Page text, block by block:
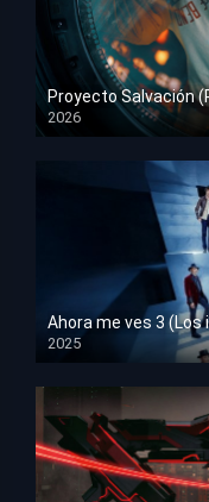
Proyecto Salvación
2026
HD 1080p
Ahora me ves 3
2025
HD 1080p